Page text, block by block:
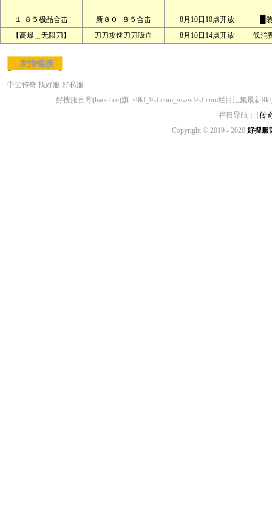
１·８５极品合击 新８０+８５合击 8月10日10点开放
█
【高爆﹍无限刀】
刀刀攻速刀刀吸血 8月10日14点开放 低消
友情链接
中变传奇 找好服 好私服
好搜服官方(haosf.co)旗下9kf_9kf.com_www.9kf.com栏目汇集最新
栏目导航： |传
Copyright © 2019 - 2020 好搜服